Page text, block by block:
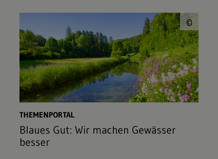
©
THEMENPORTAL
Blaues Gut: Wir machen Gewässer
besser